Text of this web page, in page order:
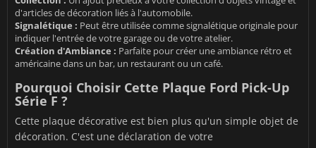
d'articles de décoration liés à l'automobile.
Signalétique : Peut être utilisée comme signalétique originale pour
indiquer l'entrée de votre garage ou de votre atelier.
Création d'Ambiance : Parfaite pour créer une ambiance rétro et
américaine dans un bar, un restaurant ou un café.
Pourquoi Choisir Cette Plaque Ford Pick-Up
Série F ?
Cette plaque décorative est bien plus qu'un simple objet de
décoration. C'est une déclaration de votre